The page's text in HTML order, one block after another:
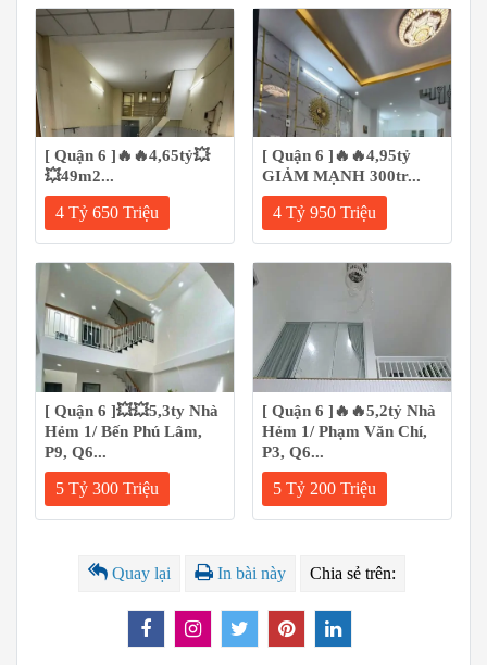
[ Quận 6 ]🔥🔥4,65tỷ💥
💥49m2...
4 Tỷ 650 Triệu
[ Quận 6 ]🔥🔥4,95tỷ
GIẢM MẠNH 300tr...
4 Tỷ 950 Triệu
[ Quận 6 ]💥💥5,3ty Nhà
Hẻm 1/ Bến Phú Lâm,
P9, Q6...
5 Tỷ 300 Triệu
[ Quận 6 ]🔥🔥5,2tỷ Nhà
Hẻm 1/ Phạm Văn Chí,
P3, Q6...
5 Tỷ 200 Triệu
Quay lại In bài này Chia sẻ trên: